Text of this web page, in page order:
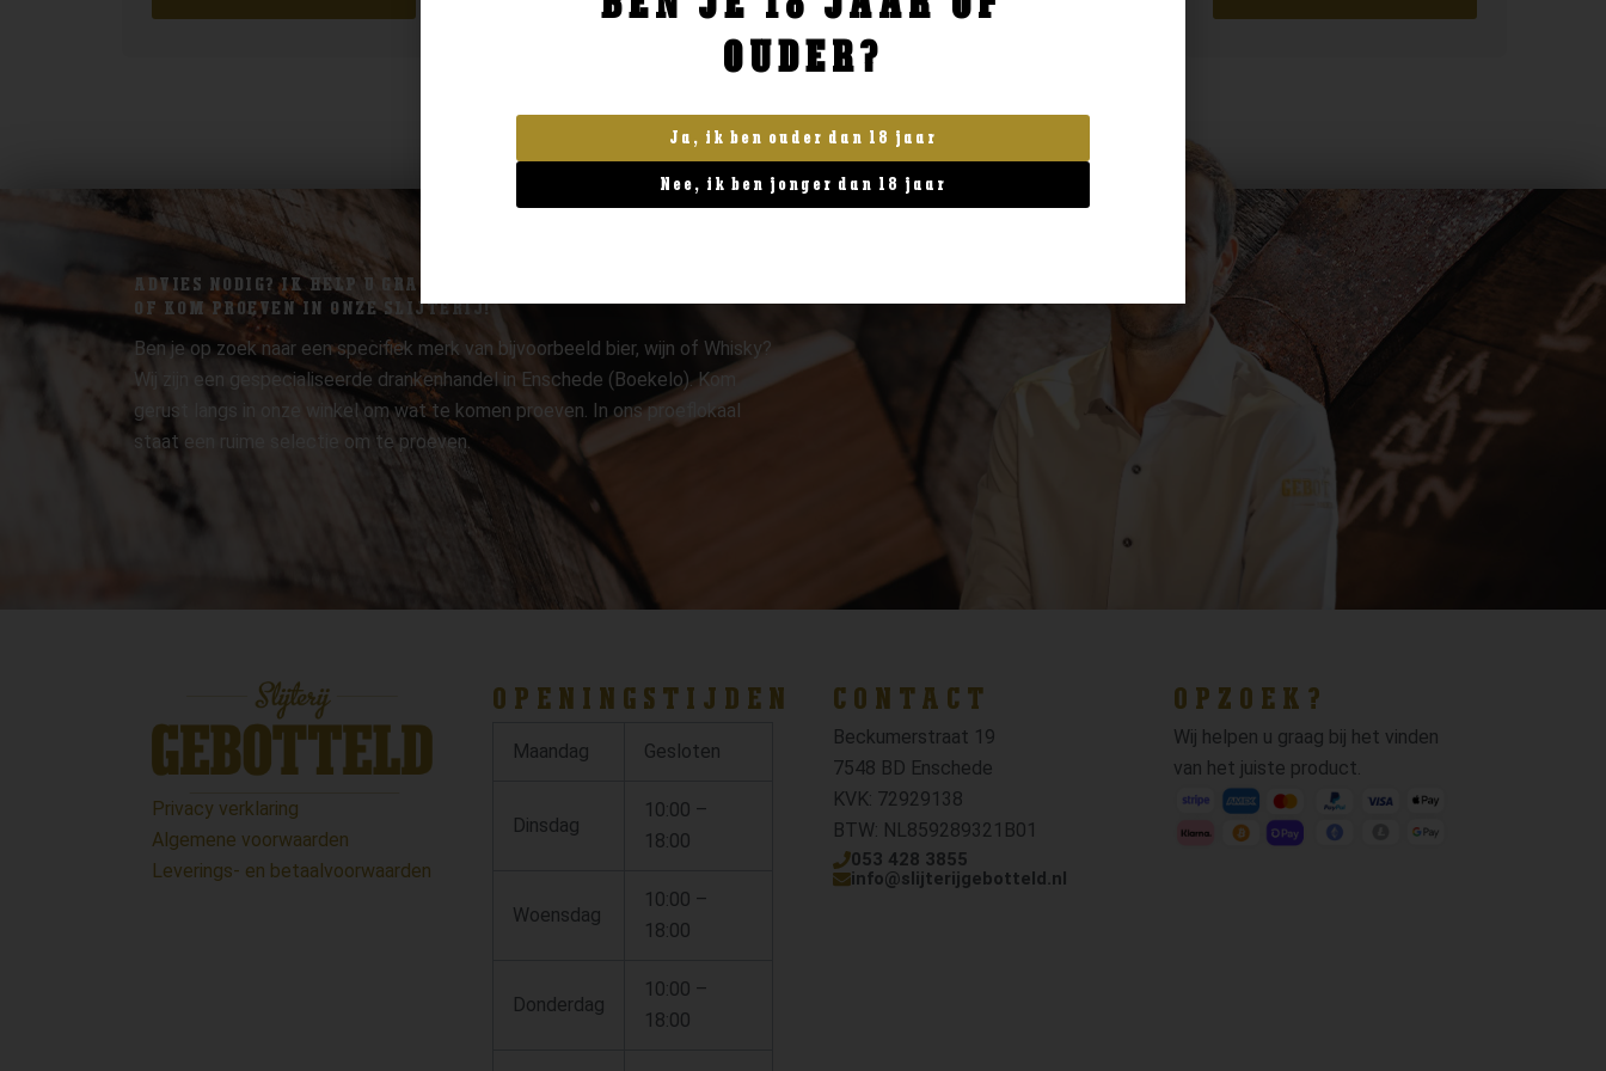
ADVIES NODIG? IK HELP U GRAAG.
OF KOM PROEVEN IN ONZE SLIJTERIJ!
Ben je op zoek naar een specifiek merk van bijvoorbeeld bier, wijn of Whisky?
Wij zijn een gespecialiseerde drankenhandel in Enschede (Boekelo). Kom
gerust langs in onze winkel om wat te komen proeven. In ons proeflokaal
staat een ruime selectie om te proeven.
Privacy verklaring
Algemene voorwaarden
Leverings- en betaalvoorwaarden
OPENINGSTIJDEN
Maandag Gesloten
Dinsdag
10:00 –
18:00
Woensdag
10:00 –
18:00
Donderdag
10:00 –
18:00
CONTACT
Beckumerstraat 19
7548 BD Enschede
KVK: 72929138
BTW: NL859289321B01
053 428 3855
info@slijterijgebotteld.nl
OPZOEK?
Wij helpen u graag bij het vinden
van het juiste product.
OUDER?
Ja, ik ben ouder dan 18 jaar
Nee, ik ben jonger dan 18 jaar